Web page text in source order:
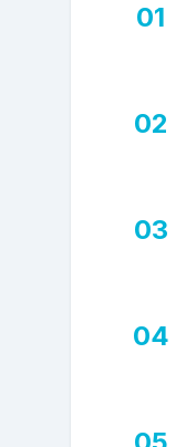
01
02
03
04